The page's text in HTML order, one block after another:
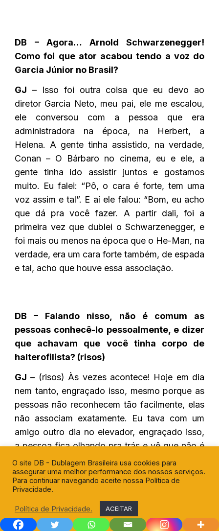
DB – Agora… Arnold Schwarzenegger!
Como foi que ator acabou tendo a voz do
Garcia Júnior no Brasil?
GJ – Isso foi outra coisa que eu devo ao
diretor Garcia Neto, meu pai, ele me escalou,
ele conversou com a pessoa que era
administradora na época, na Herbert, a
Helena. A gente tinha assistido, na verdade,
Conan – O Bárbaro no cinema, eu e ele, a
gente tinha ido assistir juntos e gostamos
muito. Eu falei: “Pô, o cara é forte, tem uma
voz assim e tal”. E aí ele falou: “Bom, eu acho
que dá pra você fazer. A partir dali, foi a
primeira vez que dublei o Schwarzenegger, e
foi mais ou menos na época que o He-Man, na
verdade, era um cara forte também, de espada
e tal, acho que houve essa associação.
DB – Falando nisso, não é comum as
pessoas conhecê-lo pessoalmente, e dizer
que achavam que você tinha corpo de
halterofilista? (risos)
GJ – (risos) Às vezes acontece! Hoje em dia
nem tanto, engraçado isso, mesmo porque as
pessoas não reconhecem tão facilmente, elas
não associam exatamente. Eu tava com um
amigo outro dia no elevador, engraçado isso,
a pessoa fica olhando pra trás e vê que não é
exatamente quem ele esperava que fosse, mas
também não sabe quem é, e aí fica uma coisa
meio confusa na cabeça dela.
Com 17 anos aconteceu isso, porque eu era
muito magrinho, e houve duas coisas muito
O site DB - Dublagem Brasileira usa cookies para
assegurar uma melhor performance dos nossos serviços.
Para continuar navegando aceite nossa Política de
Privacidade.
Política de Privacidade. ACEITAR